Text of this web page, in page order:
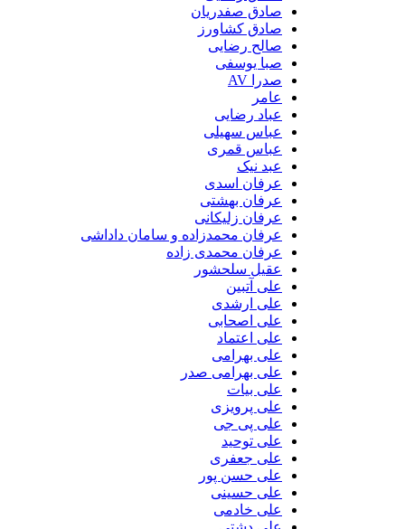
صادق صفدریان
صادق کشاورز
صالح رضایی
صبا یوسفی
عباد رضایی
عباس سهیلی
عباس قمری
عبد نیک
عرفان اسدی
عرفان بهشتی
عرفان زلیکانی
عرفان محمدزاده و سامان داداشی
عرفان محمدی زاده
عقیل سلحشور
علی آتبین
علی ارشدی
علی اصحابی
علی اعتماد
علی بهرامی
علی بهرامی صدر
علی بیات
علی پرویزی
علی پی جی
علی توحید
علی جعفری
علی حسن پور
علی حسینی
علی خادمی